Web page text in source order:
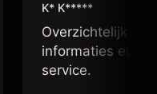
K* K*****
Overzichtelijk
informaties en
service.